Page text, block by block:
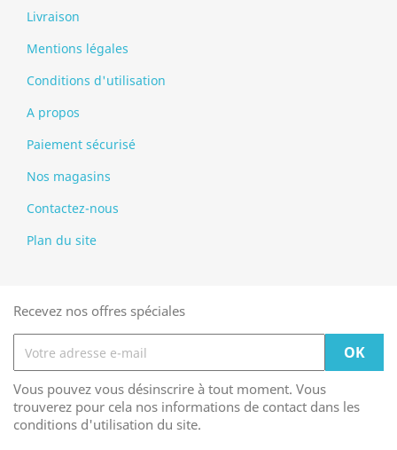
Livraison
Mentions légales
Conditions d'utilisation
A propos
Paiement sécurisé
Nos magasins
Contactez-nous
Plan du site
Recevez nos offres spéciales
Vous pouvez vous désinscrire à tout moment. Vous
trouverez pour cela nos informations de contact dans les
conditions d'utilisation du site.